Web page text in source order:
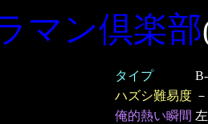
マン倶楽部
タイプ
ハズシ難易度
俺的熱い瞬間